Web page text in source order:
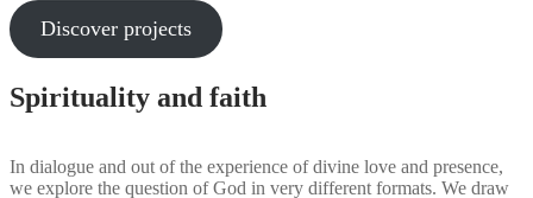
Discover projects
Spirituality and faith
In dialogue and out of the experience of divine love and presence,
we explore the question of God in very different formats. We draw